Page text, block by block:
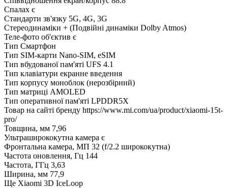
Спалах є
Стандарти зв'язку 5G, 4G, 3G
Стереодинаміки + (Подвійні динаміки Dolby Atmos)
Теле-фото об'єктив є
Тип Смартфон
Тип SIM-карти Nano-SIM, eSIM
Тип вбудованої пам'яті UFS 4.1
Тип клавіатури екранне введення
Тип корпусу моноблок (нерозбірний)
Тип матриці AMOLED
Тип оперативної пам'яті LPDDR5X
Товар на сайті бренду https://www.mi.com/ua/product/xiaomi-15t-
pro/
Товщина, мм 7,96
Ультраширококутна камера є
Фронтальна камера, МП 32 (f/2.2 ширококутна)
Частота оновлення, Гц 144
Частота, ГГц 3,63
Ширина, мм 77,9
Ще Xiaomi 3D IceLoop